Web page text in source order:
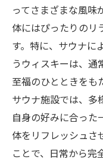
ってさまざまな風味
体にはぴったりのリ
す。特に、サウナに
うウィスキーは、通
至福のひとときをも
サウナ施設では、多
自身の好みに合った
体をリフレッシュさ
ことで、日常から完